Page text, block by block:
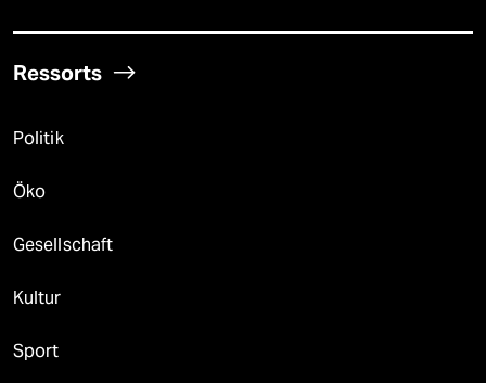
Ressorts
Politik
Öko
Gesellschaft
Kultur
Sport